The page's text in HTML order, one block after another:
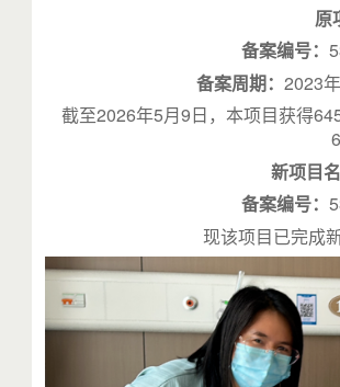
原
备案编号：
备案周期： 2023
截至2026年5月9日，本项目获得
新项目名
备案编号：
现该项目已完成